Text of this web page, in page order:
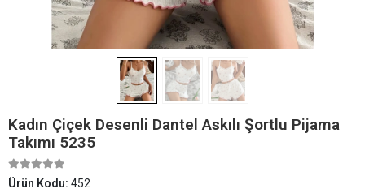
Kadın Çiçek Desenli Dantel Askılı Şortlu Pijama
Takımı 5235
Ürün Kodu: 452